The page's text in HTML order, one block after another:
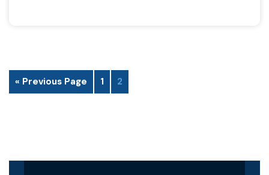
« Previous Page 1 2